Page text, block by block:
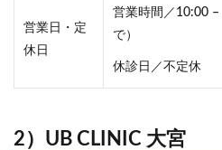
営業日・定
休日
営業時間／10:00
で）
休診日／不定休
2）UB CLINIC 大宮